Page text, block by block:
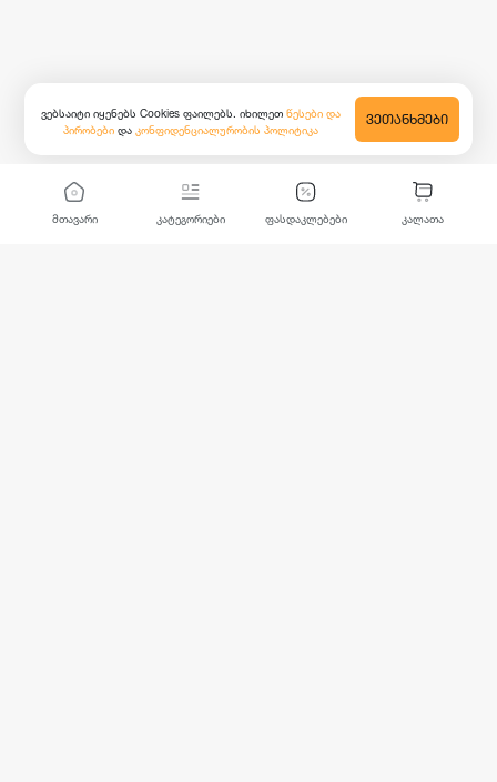
მთავარი კატეგორიები ფასდაკლებები კალათა
ვებსაიტი იყენებს Cookies ფაილებს. იხილეთ წესები და
პირობები და კონფიდენციალურობის პოლიტიკა
ᲕᲔᲗᲐᲜᲮᲛᲔᲑᲘ